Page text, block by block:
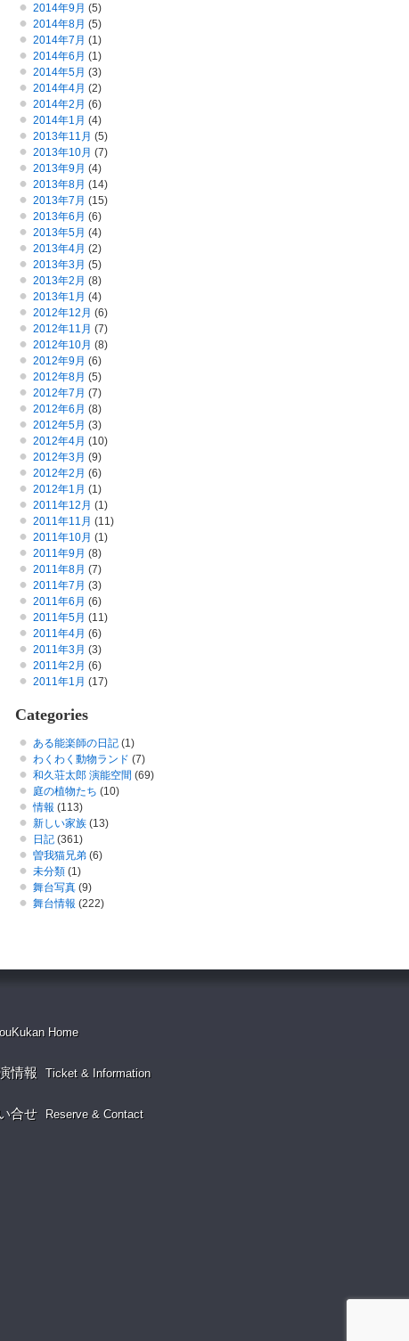
2014年9月 (5)
2014年8月 (5)
2014年7月 (1)
2014年6月 (1)
2014年5月 (3)
2014年4月 (2)
2014年2月 (6)
2014年1月 (4)
2013年11月 (5)
2013年10月 (7)
2013年9月 (4)
2013年8月 (14)
2013年7月 (15)
2013年6月 (6)
2013年5月 (4)
2013年4月 (2)
2013年3月 (5)
2013年2月 (8)
2013年1月 (4)
2012年12月 (6)
2012年11月 (7)
2012年10月 (8)
2012年9月 (6)
2012年8月 (5)
2012年7月 (7)
2012年6月 (8)
2012年5月 (3)
2012年4月 (10)
2012年3月 (9)
2012年2月 (6)
2012年1月 (1)
2011年12月 (1)
2011年11月 (11)
2011年10月 (1)
2011年9月 (8)
2011年8月 (7)
2011年7月 (3)
2011年6月 (6)
2011年5月 (11)
2011年4月 (6)
2011年3月 (3)
2011年2月 (6)
2011年1月 (17)
Categories
ある能楽師の日記 (1)
わくわく動物ランド (7)
和久荘太郎 演能空間 (69)
庭の植物たち (10)
情報 (113)
新しい家族 (13)
日記 (361)
曽我猫兄弟 (6)
未分類 (1)
舞台写真 (9)
舞台情報 (222)
Home
情報 Ticket & Information
合せ Reserve & Contact